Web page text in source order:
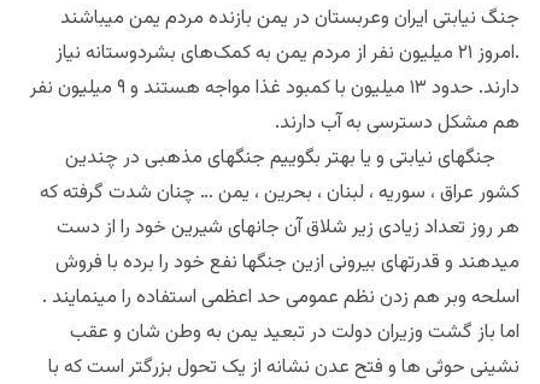
جنگ نیابتی ایران وعربستان در یمن بازنده مردم یمن میباشند
.امروز ۲۱ میلیون نفر از مردم یمن به کمک‌های بشردوستانه نیاز
دارند. حدود ۱۳ میلیون با کمبود غذا مواجه هستند و ۹ میلیون نفر
هم مشکل دسترسی به آب دارند.
جنگهای نیابتی و یا بهتر بگوییم جنگهای مذهبی در چندین
کشور عراق ، سوریه ، لبنان ، بحرین ، یمن … چنان شدت گرفته که
هر روز تعداد زیادی زیر شلاق آن جانهای شیرین خود را از دست
میدهند و قدرتهای بیرونی ازین جنگها نفع خود را برده با فروش
اسلحه وبر هم زدن نظم عمومی حد اعظمی استفاده را مینمایند .
اما باز گشت وزیران دولت در تبعید یمن به وطن شان و عقب
نشینی حوثی ها و فتح عدن نشانه از یک تحول بزرگتر است که با